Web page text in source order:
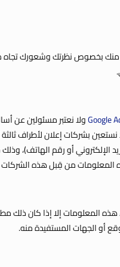
منك بخصوص نظرتك وشعورك
Googleولا نعتبر مسئولين عن
بشركات إعلان لأطراف
الإلكتروني أو رقم الهاتف)،
المعلومات من قِبل هذه الشركات
إلا إذا كان ذلك
أو الجهات المستفيدة منه.